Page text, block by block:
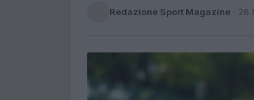
Redazione Sport Magazine · 26